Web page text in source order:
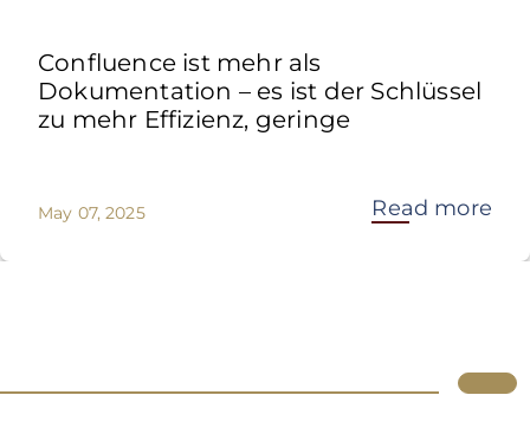
Confluence ist mehr als
Dokumentation – es ist der Schlüssel
zu mehr Effizienz, geringe
May 07, 2025 Read more